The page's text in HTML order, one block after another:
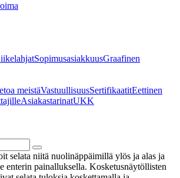
SopimusasiakkuusGraafinen
meistäVastuullisuusSertifikaatitEettinen
AsiakastarinatUKK
selata niitä nuolinäppäimillä ylös ja alas ja
enterin painalluksella. Kosketusnäytöllisten